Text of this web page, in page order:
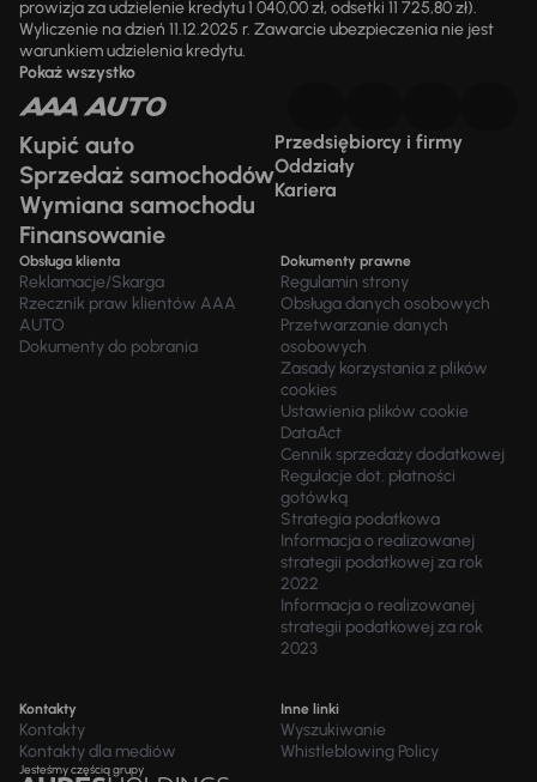
prowizja za udzielenie kredytu 1 040,00 zł, odsetki 11 725,80 zł).
Wyliczenie na dzień 11.12.2025 r. Zawarcie ubezpieczenia nie jest
warunkiem udzielenia kredytu.
Pokaż wszystko
Kupić auto
Sprzedaż samochodów
Wymiana samochodu
Finansowanie
Przedsiębiorcy i firmy
Oddziały
Kariera
Obsługa klienta
Reklamacje/Skarga
Rzecznik praw klientów AAA
AUTO
Dokumenty do pobrania
Dokumenty prawne
Regulamin strony
Obsługa danych osobowych
Przetwarzanie danych
osobowych
Zasady korzystania z plików
cookies
Ustawienia plików cookie
DataAct
Cennik sprzedaży dodatkowej
Regulacje dot. płatności
gotówką
Strategia podatkowa
Informacja o realizowanej
strategii podatkowej za rok
2022
Informacja o realizowanej
strategii podatkowej za rok
2023
Kontakty
Kontakty
Kontakty dla mediów
Inne linki
Wyszukiwanie
Whistleblowing Policy
Jesteśmy częścią grupy